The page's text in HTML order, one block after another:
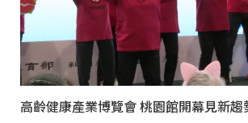
高齡健康產業博覽會 桃園館開幕見新趨